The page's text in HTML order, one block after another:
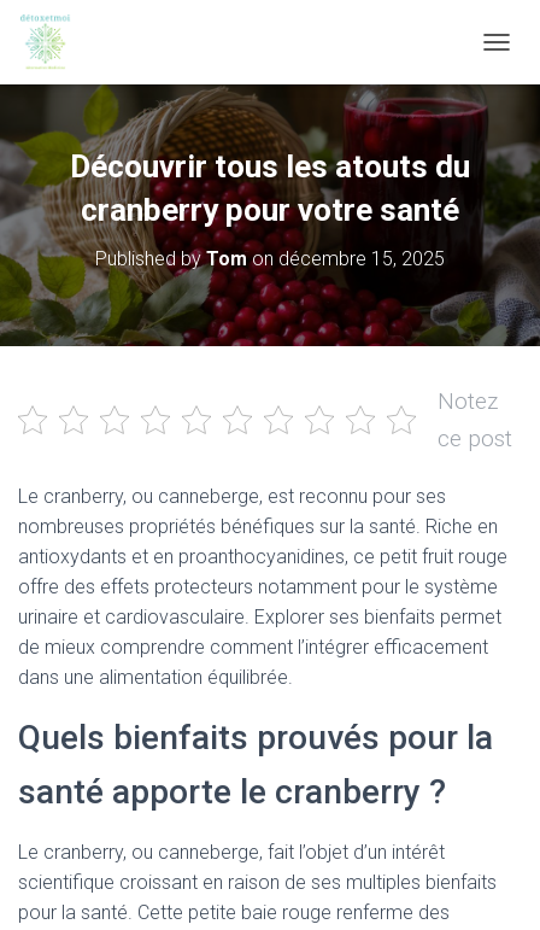
Découvrir tous les atouts du
cranberry pour votre santé
Published byTomon décembre 15, 2025
Notez
ce post
Le cranberry, ou canneberge, est reconnu pour ses
nombreuses propriétés bénéfiques sur la santé. Riche en
antioxydants et en proanthocyanidines, ce petit fruit rouge
offre des effets protecteurs notamment pour le système
urinaire et cardiovasculaire. Explorer ses bienfaits permet
de mieux comprendre comment l’intégrer efficacement
dans une alimentation équilibrée.
Quels bienfaits prouvés pour la
santé apporte le cranberry ?
Le cranberry, ou canneberge, fait l’objet d’un intérêt
scientifique croissant en raison de ses multiples bienfaits
pour la santé. Cette petite baie rouge renferme des